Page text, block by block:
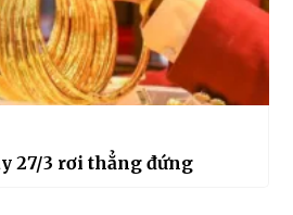
27/3 rơi thẳng đứng